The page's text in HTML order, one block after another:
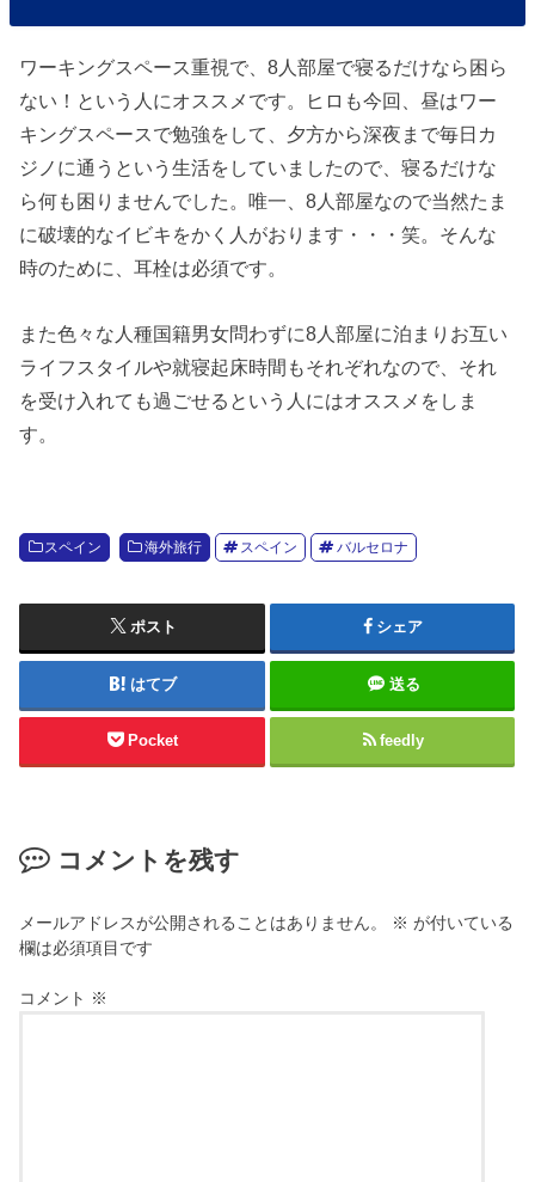
ワーキングスペース重視で、8人部屋で寝るだけなら困ら
ない！という人にオススメです。ヒロも今回、昼はワー
キングスペースで勉強をして、夕方から深夜まで毎日カ
ジノに通うという生活をしていましたので、寝るだけな
ら何も困りませんでした。唯一、8人部屋なので当然たま
に破壊的なイビキをかく人がおります・・・笑。そんな
時のために、耳栓は必須です。
また色々な人種国籍男女問わずに8人部屋に泊まりお互い
ライフスタイルや就寝起床時間もそれぞれなので、それ
を受け入れても過ごせるという人にはオススメをしま
す。
スペイン 海外旅行 スペイン バルセロナ
ポスト シェア
はてブ 送る
Pocket feedly
コメントを残す
メールアドレスが公開されることはありません。 ※ が付いている
欄は必須項目です
コメント ※